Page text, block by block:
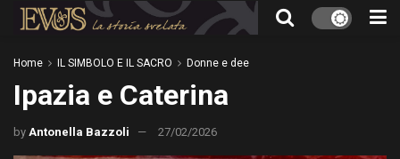
Home IL SIMBOLO E IL SACRO Donne e dee
Ipazia e Caterina
by Antonella Bazzoli 27/02/2026